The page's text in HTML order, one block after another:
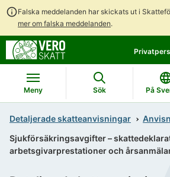
Falska meddelanden har skickats ut i
mer om falska meddelanden.
direkt
till
till
hela
sökning
Meny Sök På
Detaljerade skatteanvisningar
Sjukförsäkringsavgifter –
arbetsgivarprestationer och